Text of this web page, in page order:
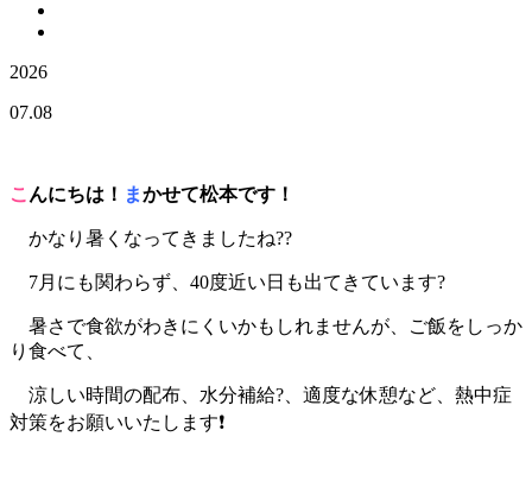
2026
07.08
こ んにちは！ まかせて松本です！
かなり暑くなってきましたね??
7月にも関わらず、40度近い日も出てきています?️
暑さで食欲がわきにくいかもしれませんが、ご飯をしっか
り食べて、
涼しい時間の配布、水分補給?、適度な休憩など、熱中症
対策をお願いいたします❗